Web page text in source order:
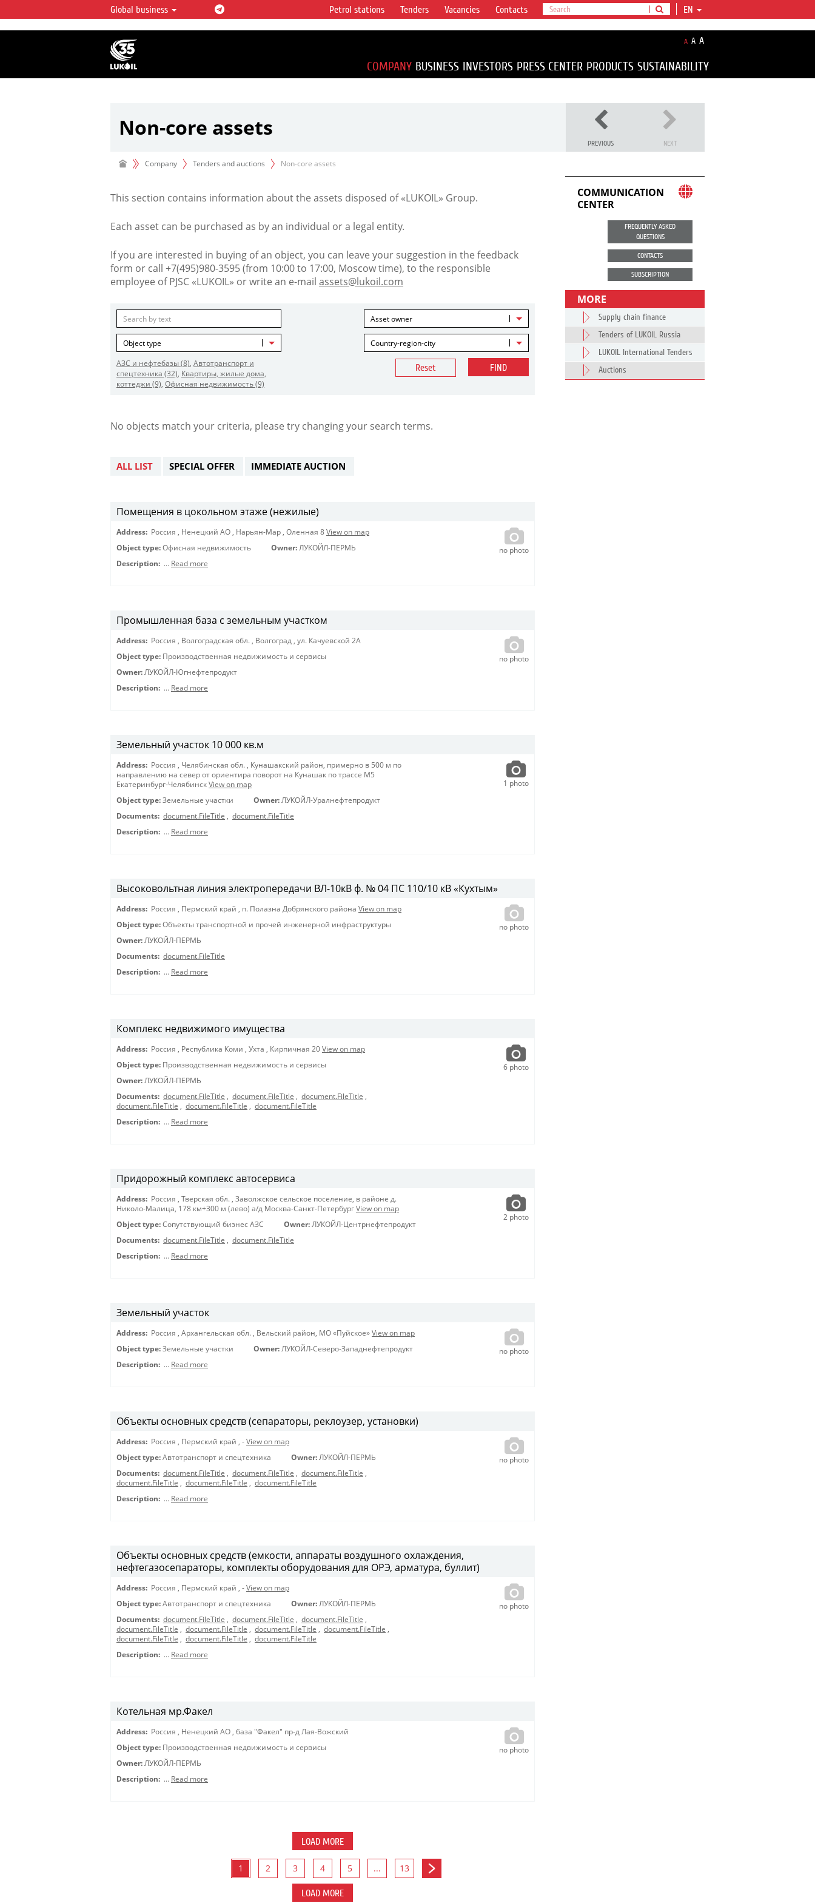
LUKOIL OVERVIEW
LUKOIL is one of the largest oil & gas vertical
integrated companies in the world accounting for
over 2% of crude production and circa 1% of proved
hydrocarbon reserves globally.
Global business EN
Petrol stations Tenders Vacancies Contacts
A A A
COMPANY BUSINESS INVESTORS PRESS CENTER PRODUCTS SUSTAINABILITY
Non-core assets
PREVIOUS NEXT
Company Tenders and auctions Non-core assets
This section contains information about the assets disposed of «LUKOIL» Group.
Each asset can be purchased as by an individual or a legal entity.
If you are interested in buying of an object, you can leave your suggestion in the feedback
form or call +7(495)980-3595 (from 10:00 to 17:00, Moscow time), to the responsible
employee of PJSC «LUKOIL» or write an e-mail assets@lukoil.com
Asset owner
Object type
АЗС и нефтебазы(8), Автотранспорт и
спецтехника (32), Квартиры, жилые дома,
коттеджи (9), Офисная недвижимость(9)
Country-region-city
Reset FIND
No objects match your criteria, please try changing your search terms.
ALL LIST SPECIAL OFFER IMMEDIATE AUCTION
Помещения в цокольном этаже (нежилые)
no photo
Address: Россия , Ненецкий АО , Нарьян-Мар , Оленная 8 View on map
Object type: Офисная недвижимость Owner: ЛУКОЙЛ-ПЕРМЬ
Description: … Read more
Промышленная база с земельным участком
no photo
Address: Россия , Волгоградская обл. , Волгоград , ул. Качуевской 2А
Object type: Производственная недвижимость и сервисы
Owner: ЛУКОЙЛ-Югнефтепродукт
Description: … Read more
Земельный участок 10 000 кв.м
1 photo
Address: Россия , Челябинская обл. , Кунашакский район, примерно в 500 м по
направлению на север от ориентира поворот на Кунашак по трассе М5
Екатеринбург-Челябинск View on map
Object type: Земельные участки Owner: ЛУКОЙЛ-Уралнефтепродукт
Documents: document.FileTitle , document.FileTitle
Description: … Read more
Высоковольтная линия электропередачи ВЛ-10кВ ф. № 04 ПС 110/10 кВ «Кухтым»
no photo
Address: Россия , Пермский край , п. Полазна Добрянского района View on map
Object type: Объекты транспортной и прочей инженерной инфраструктуры
Owner: ЛУКОЙЛ-ПЕРМЬ
Documents: document.FileTitle
Description: … Read more
Комплекс недвижимого имущества
6 photo
Address: Россия , Республика Коми , Ухта , Кирпичная 20 View on map
Object type: Производственная недвижимость и сервисы
Owner: ЛУКОЙЛ-ПЕРМЬ
Documents: document.FileTitle , document.FileTitle , document.FileTitle ,
document.FileTitle , document.FileTitle , document.FileTitle
Description: … Read more
Придорожный комплекс автосервиса
2 photo
Address: Россия , Тверская обл. , Заволжское сельское поселение, в районе д.
Николо-Малица, 178 км+300 м (лево) а/д Москва-Санкт-Петербург View on map
Object type: Сопутствующий бизнес АЗС Owner: ЛУКОЙЛ-Центрнефтепродукт
Documents: document.FileTitle , document.FileTitle
Description: … Read more
Земельный участок
no photo
Address: Россия , Архангельская обл. , Вельский район, МО «Пуйское» View on map
Object type: Земельные участки Owner: ЛУКОЙЛ-Северо-Западнефтепродукт
Description: … Read more
Объекты основных средств (сепараторы, реклоузер, установки)
no photo
Address: Россия , Пермский край , - View on map
Object type: Автотранспорт и спецтехника Owner: ЛУКОЙЛ-ПЕРМЬ
Documents: document.FileTitle , document.FileTitle , document.FileTitle ,
document.FileTitle , document.FileTitle , document.FileTitle
Description: … Read more
Объекты основных средств (емкости, аппараты воздушного охлаждения,
нефтегазосепараторы, комплекты оборудования для ОРЭ, арматура, буллит)
no photo
Address: Россия , Пермский край , - View on map
Object type: Автотранспорт и спецтехника Owner: ЛУКОЙЛ-ПЕРМЬ
Documents: document.FileTitle , document.FileTitle , document.FileTitle ,
document.FileTitle , document.FileTitle , document.FileTitle , document.FileTitle ,
document.FileTitle , document.FileTitle , document.FileTitle
Description: … Read more
Котельная мр.Факел
no photo
Address: Россия , Ненецкий АО , база "Факел" пр-д Лая-Вожский
Object type: Производственная недвижимость и сервисы
Owner: ЛУКОЙЛ-ПЕРМЬ
Description: … Read more
LOAD MORE
1 2 3 4 5 ... 13
LOAD MORE
COMMUNICATION
CENTER
FREQUENTLY ASKED
QUESTIONS
CONTACTS
SUBSCRIPTION
MORE
Supply chain finance
Tenders of LUKOIL Russia
LUKOIL International Tenders
Auctions